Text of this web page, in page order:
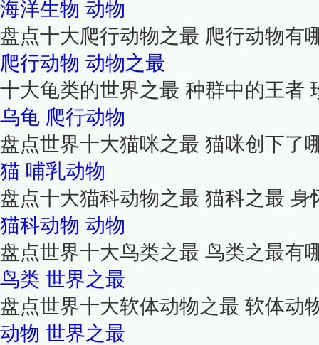
海洋生物 动物
盘点十大爬行动物之最 爬行动物有
爬行动物 动物之最
十大龟类的世界之最 种群中的王者
乌龟 爬行动物
盘点世界十大猫咪之最 猫咪创下了
猫 哺乳动物
盘点十大猫科动物之最 猫科之最 身
猫科动物 动物
盘点世界十大鸟类之最 鸟类之最有
鸟类 世界之最
盘点世界十大软体动物之最 软体动
动物 世界之最